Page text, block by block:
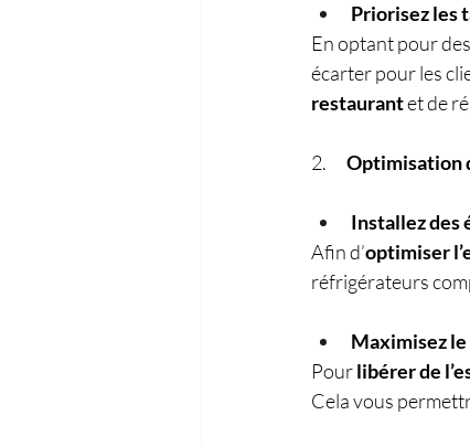
Priorisez les
En optant pour
écarter pour les
restaurant et de
2. Optimisation
Installez des
Afin d’optimiser
réfrigérateurs
Maximisez
Pour libérer de
Cela vous